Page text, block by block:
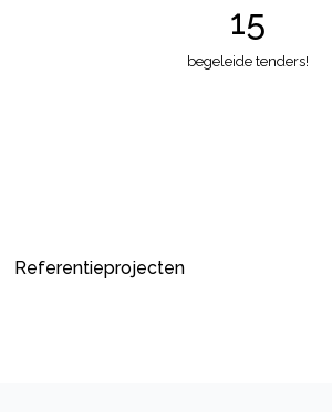
15
begeleide tenders!
Referentieprojecten